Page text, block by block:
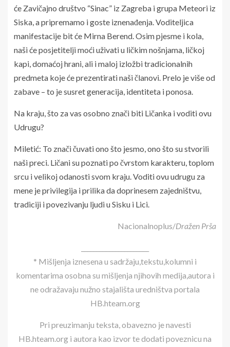
će Zavičajno društvo “Sinac” iz Zagreba i grupa Meteori iz
Siska, a pripremamo i goste iznenađenja. Voditeljica
manifestacije bit će Mirna Berend. Osim pjesme i kola,
naši će posjetitelji moći uživati u ličkim nošnjama, ličkoj
kapi, domaćoj hrani, ali i maloj izložbi tradicionalnih
predmeta koje će prezentirati naši članovi. Prelo je više od
zabave – to je susret generacija, identiteta i ponosa.
Na kraju, što za vas osobno znači biti Ličanka i voditi ovu
Udrugu?
Miletić: To znači čuvati ono što jesmo, ono što su stvorili
naši preci. Ličani su poznati po čvrstom karakteru, toplom
srcu i velikoj odanosti svom kraju. Voditi ovu udrugu za
mene je privilegija i prilika da doprinesem zajedništvu,
tradiciji i povezivanju ljudi u Sisku i Lici.
Nacionalnoplus/Dražen Prša
* Mišljenja iznesena u sadržaju,tekstu,kolumni i
komentarima osobna su mišljenja njihovih medija,autora i
ne odražavaju nužno stajališta uredništva portala
HB.hteam.org
Pri preuzimanju teksta, obavezno je navesti
HB.hteam.org i autora kao izvor te dodati poveznicu na